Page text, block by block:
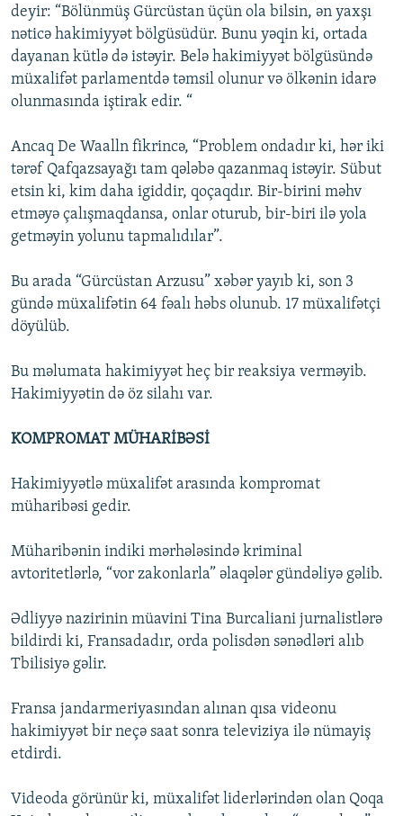
deyir: “Bölünmüş Gürcüstan üçün ola bilsin, ən yaxşı
nəticə hakimiyyət bölgüsüdür. Bunu yəqin ki, ortada
dayanan kütlə də istəyir. Belə hakimiyyət bölgüsündə
müxalifət parlamentdə təmsil olunur və ölkənin idarə
olunmasında iştirak edir. “
Ancaq De Waalln fikrincə, “Problem ondadır ki, hər iki
tərəf Qafqazsayağı tam qələbə qazanmaq istəyir. Sübut
etsin ki, kim daha igiddir, qoçaqdır. Bir-birini məhv
etməyə çalışmaqdansa, onlar oturub, bir-biri ilə yola
getməyin yolunu tapmalıdılar”.
Bu arada “Gürcüstan Arzusu” xəbər yayıb ki, son 3
gündə müxalifətin 64 fəalı həbs olunub. 17 müxalifətçi
döyülüb.
Bu məlumata hakimiyyət heç bir reaksiya verməyib.
Hakimiyyətin də öz silahı var.
KOMPROMAT MÜHARİBƏSİ
Hakimiyyətlə müxalifət arasında kompromat
müharibəsi gedir.
Müharibənin indiki mərhələsində kriminal
avtoritetlərlə, “vor zakonlarla” əlaqələr gündəliyə gəlib.
Ədliyyə nazirinin müavini Tina Burcaliani jurnalistlərə
bildirdi ki, Fransadadır, orda polisdən sənədləri alıb
Tbilisiyə gəlir.
Fransa jandarmeriyasından alınan qısa videonu
hakimiyyət bir neçə saat sonra televiziya ilə nümayiş
etdirdi.
Videoda görünür ki, müxalifət liderlərindən olan Qoqa